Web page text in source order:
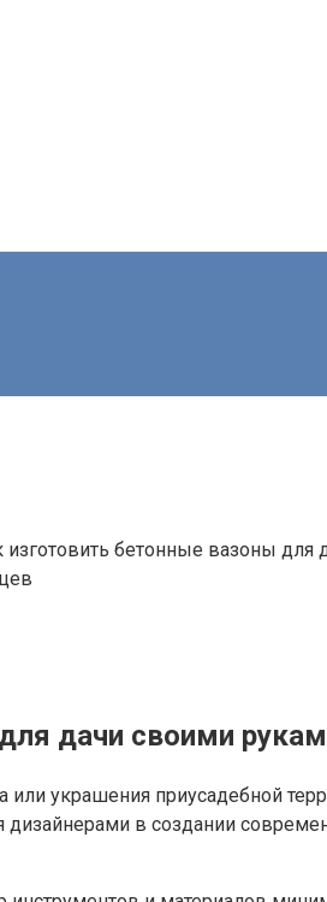
бетонные вазоны для
дачи своими
украшения приусадебной
в создании